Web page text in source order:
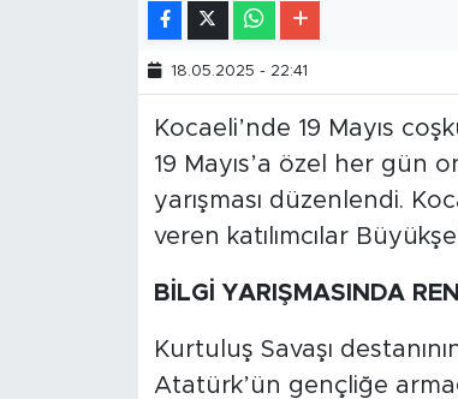
18.05.2025 - 22:41
Kocaeli’nde 19 Mayıs
19 Mayıs’a özel her gün
yarışması düzenlendi.
veren katılımcılar
BİLGİ YARIŞMASINDA
Kurtuluş Savaşı
Atatürk’ün gençliğe